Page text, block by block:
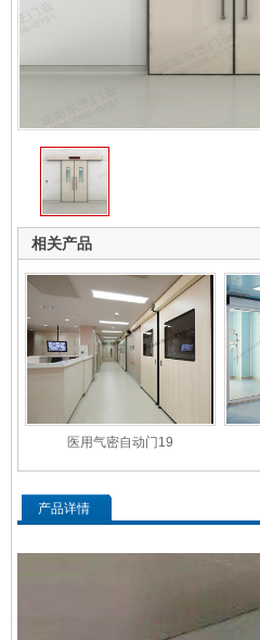
相关产品
医用气密自动门19
产品详情